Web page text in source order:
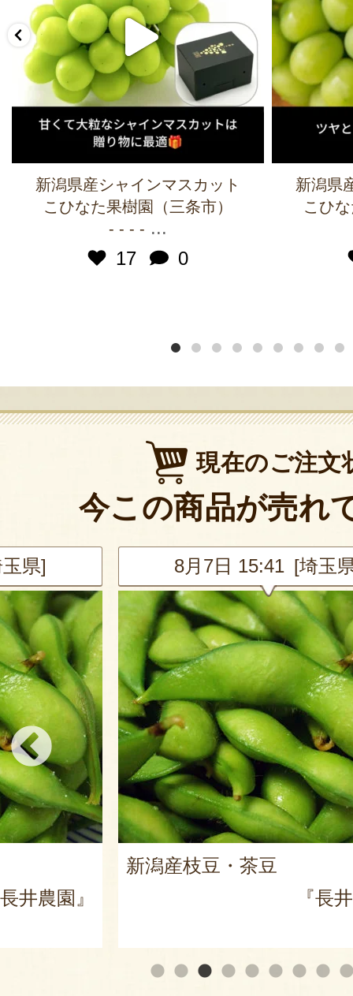
新潟県産シャインマスカット
こひなた果樹園（三条市）
- - - - ...
17
0
新潟県
こひ
現在のご注文
今この商品が売れ
県]
井農園』
8月7日 15:41 [埼玉
新潟産枝豆・茶豆
『長